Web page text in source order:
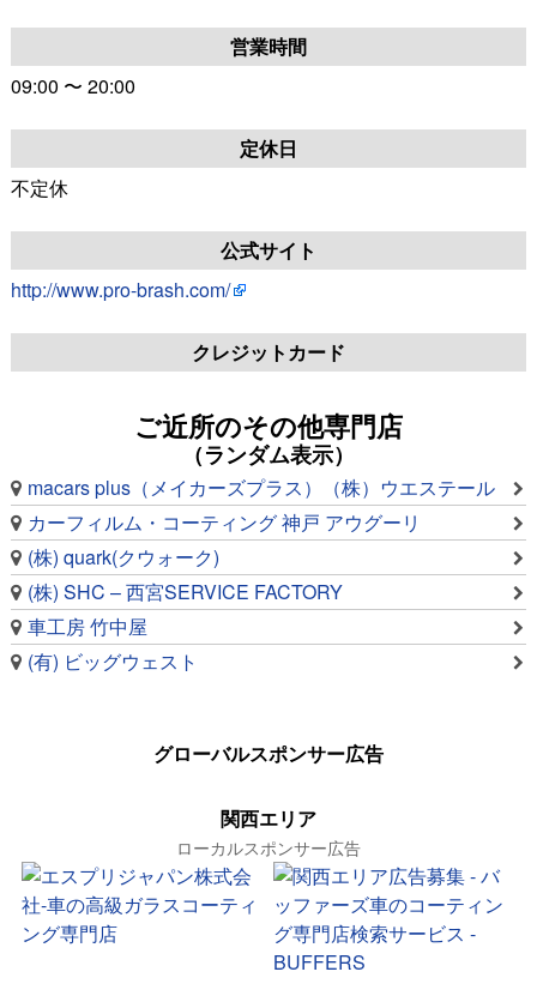
営業時間
09:00 〜 20:00
定休日
不定休
公式サイト
http://www.pro-brash.com/
クレジットカード
ご近所のその他専門店
（ランダム表示）
macars plus（メイカーズプラス）（株）ウエステール
カーフィルム・コーティング 神戸 アウグーリ
(株) quark(クウォーク)
(株) SHC – 西宮SERVICE FACTORY
車工房 竹中屋
(有) ビッグウェスト
グローバルスポンサー広告
関西エリア
ローカルスポンサー広告